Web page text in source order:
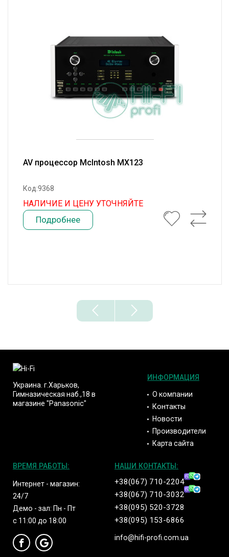
AV процессор McIntosh MX123
Код:9368
НАЛИЧИЕ И ЦЕНУ УТОЧНЯЙТЕ
Подробнее
Украина. г.Харьков,
Гимназическая наб.,18 в
магазине "Panasonic"
ИНФОРМАЦИЯ
О компании
Контакты
Новости
Производители
Карта сайта
ВРЕМЯ РАБОТЫ:
Интернет - магазин:
24/7
Демо - зал: Пн - Пт
с 11:00 до 18:00
НАШИ КОНТАКТЫ:
+38(067) 710-2204
+38(067) 710-3032
+38(095) 520-3728
+38(095) 153-6866
info@hifi-profi.com.ua